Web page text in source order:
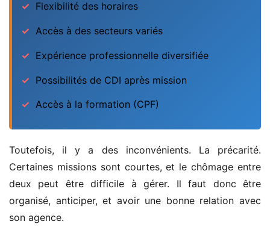
Flexibilité des horaires
Accès à des secteurs variés
Expérience professionnelle diversifiée
Possibilités de CDI après mission
Accès à la formation (CPF)
Toutefois, il y a des inconvénients. La précarité.
Certaines missions sont courtes, et le chômage entre
deux peut être difficile à gérer. Il faut donc être
organisé, anticiper, et avoir une bonne relation avec
son agence.